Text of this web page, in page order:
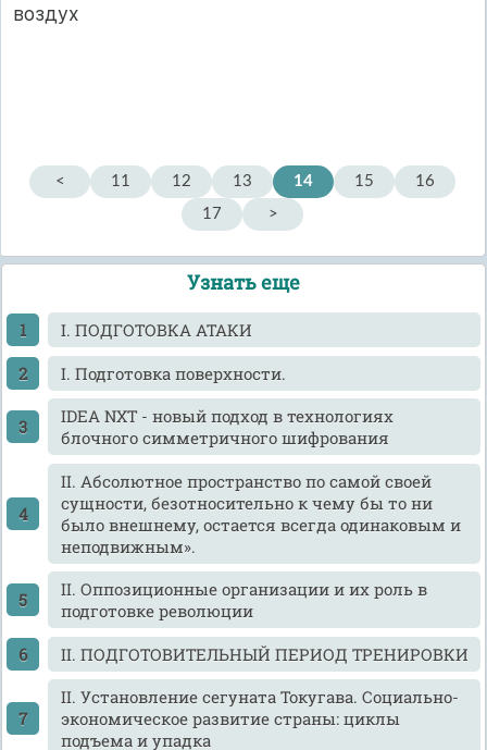
воздух
< 11 12 13 14 15
16
17
>
Узнать еще
I. ПОДГОТОВКА АТАКИ
I. Подготовка поверхности.
IDEA NXT - новый подход в технологиях
блочного симметричного шифрования
II. Абсолютное пространство по самой своей
сущности, безотносительно к чему бы то ни
было внешнему, остается всегда одинаковым и
неподвижным».
II. Оппозиционные организации и их роль в
подготовке революции
II. ПОДГОТОВИТЕЛЬНЫЙ ПЕРИОД ТРЕНИРОВКИ
II. Установление сегуната Токугава. Социально-
экономическое развитие страны: циклы
подъема и упадка